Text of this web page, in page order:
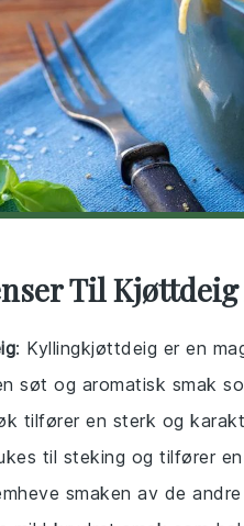
Til
: Kyllingkjøttdeig er en
søt og aromatisk smak
tilfører en sterk og
til steking og tilfører
smaken av de